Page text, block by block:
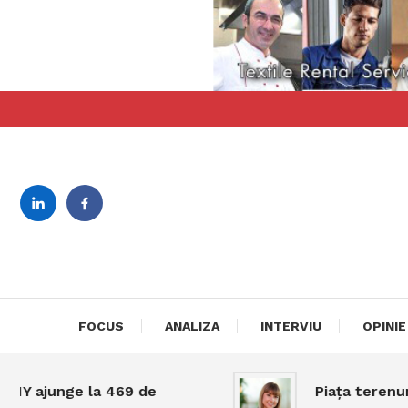
To
FOCUS ANALIZA INTERVIU OPINIE
la 469 de
Piața terenurilor